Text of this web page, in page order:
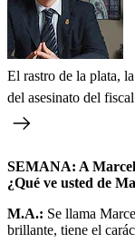
El rastro de la plata,
del asesinato del
SEMANA: A
¿Qué ve usted de
M.A.: Se llama
brillante, tiene el